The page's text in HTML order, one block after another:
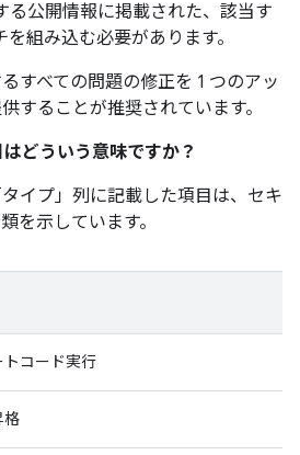
る公開情報に掲載された、該当す
組み込む必要があります。
すべての問題の修正を 1 つのアッ
することが推奨されています。
どういう意味ですか？
イプ」 列に記載した項目は、セキ
を示しています。
トコード実行
格